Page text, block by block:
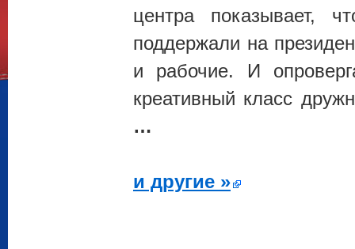
центра показывает,
поддержали на
и рабочие. И
креативный класс
…
и другие »